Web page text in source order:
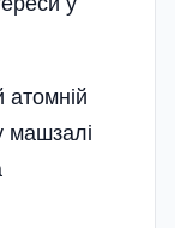
атомній
машзалі